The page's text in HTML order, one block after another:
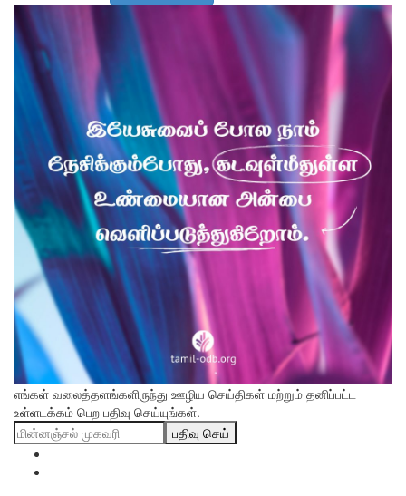
எங்கள் வலைத்தளங்களிருந்து ஊழிய செய்திகள் மற்றும் தனிப்பட்ட
உள்ளடக்கம் பெற பதிவு செய்யுங்கள்.
பதிவு செய்